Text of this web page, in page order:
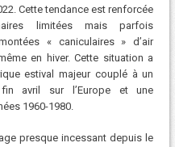
Cette tendance est renforcée
limitées mais parfois
« caniculaires » d’air
en hiver. Cette situation a
estival majeur couplé à un
avril sur l’Europe et une
1960-1980.
presque incessant depuis le